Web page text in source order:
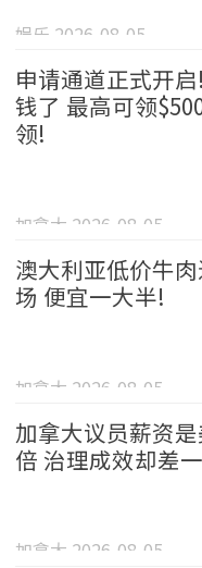
娱乐 2026-08-05
申请通道正式开
钱了 最高可领
领!
加拿大 2026-08-05
澳大利亚低价牛
场 便宜一大半!
加拿大 2026-08-05
加拿大议员薪资
倍 治理成效却差
加拿大 2026-08-05